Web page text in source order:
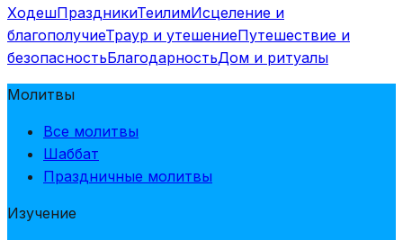
ХодешПраздникиТеилимИсцеление и
благополучиеТраур и утешениеПутешествие и
безопасностьБлагодарностьДом и ритуалы
Молитвы
Все молитвы
Шаббат
Праздничные молитвы
Изучение